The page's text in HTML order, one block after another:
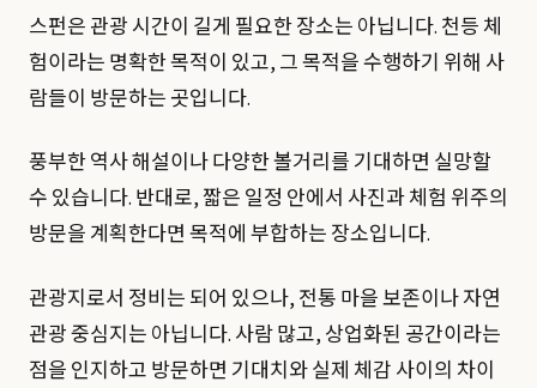
스펀은 관광 시간이 길게 필요한 장소는 아닙니다. 천등 체
험이라는 명확한 목적이 있고, 그 목적을 수행하기 위해 사
람들이 방문하는 곳입니다.
풍부한 역사 해설이나 다양한 볼거리를 기대하면 실망할
수 있습니다. 반대로, 짧은 일정 안에서 사진과 체험 위주의
방문을 계획한다면 목적에 부합하는 장소입니다.
관광지로서 정비는 되어 있으나, 전통 마을 보존이나 자연
관광 중심지는 아닙니다. 사람 많고, 상업화된 공간이라는
점을 인지하고 방문하면 기대치와 실제 체감 사이의 차이